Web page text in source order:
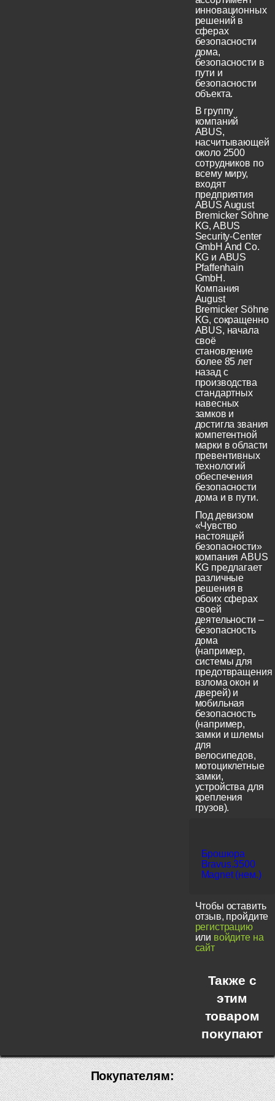
инновационных
решений в
сферах
безопасности
дома,
безопасности в
пути и
безопасности
объекта.
В группу
компаний
ABUS,
насчитывающей
около 2500
сотрудников по
всему миру,
входят
предприятия
ABUS August
Bremicker Söhne
KG, ABUS
Security-Center
GmbH And Co.
KG и ABUS
Pfaffenhain
GmbH.
Компания
August
Bremicker Söhne
KG, сокращенно
ABUS, начала
своё
становление
более 85 лет
назад с
производства
стандартных
навесных
замков и
достигла звания
компетентной
марки в области
превентивных
технологий
обеспечения
безопасности
дома и в пути.
Под девизом
«Чувство
настоящей
безопасности»
компания ABUS
KG предлагает
различные
решения в
обоих сферах
своей
деятельности –
безопасность
дома
(например,
системы для
предотвращения
взлома окон и
дверей) и
мобильная
безопасность
(например,
замки и шлемы
для
велосипедов,
мотоциклетные
замки,
устройства для
крепления
грузов).
Брошюра
Bravus.3500
Magnet (нем.)
Чтобы оставить
отзыв, пройдите
регистрацию
или войдите на
сайт
Также с
этим
товаром
покупают
Покупателям: